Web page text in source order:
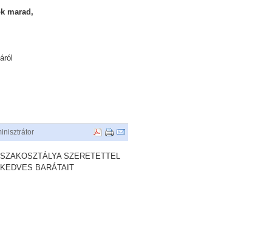
marad,
SZERETETTEL
BARÁTAIT